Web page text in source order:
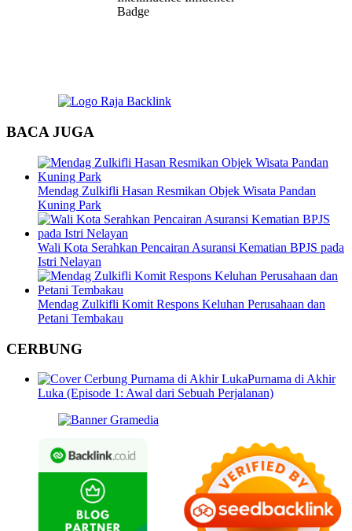
BACA JUGA
Mendag Zulkifli Hasan Resmikan Objek Wisata Pandan
Kuning Park
Wali Kota Serahkan Pencairan Asuransi Kematian BPJS pada
Istri Nelayan
Mendag Zulkifli Komit Respons Keluhan Perusahaan dan
Petani Tembakau
CERBUNG
Purnama di Akhir
Luka (Episode 1: Awal dari Sebuah Perjalanan)